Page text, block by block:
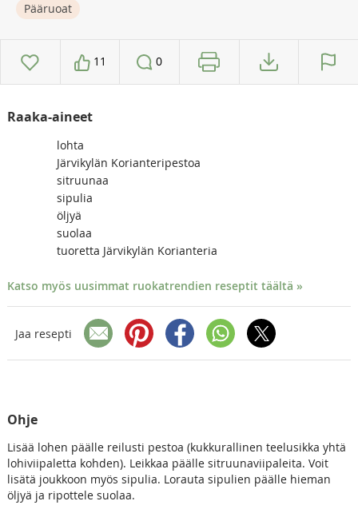
Pääruoat
11 0
Raaka-aineet
lohta
Järvikylän Korianteripestoa
sitruunaa
sipulia
öljyä
suolaa
tuoretta Järvikylän Korianteria
Katso myös uusimmat ruokatrendien reseptit täältä »
Jaa resepti
Ohje
Lisää lohen päälle reilusti pestoa (kukkurallinen teelusikka yhtä
lohiviipaletta kohden). Leikkaa päälle sitruunaviipaleita. Voit
lisätä joukkoon myös sipulia. Lorauta sipulien päälle hieman
öljyä ja ripottele suolaa.